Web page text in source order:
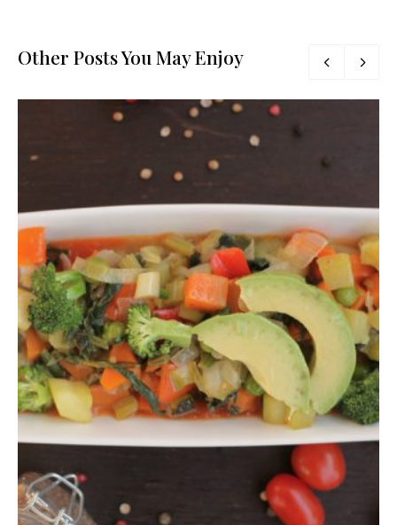
Other Posts You May Enjoy